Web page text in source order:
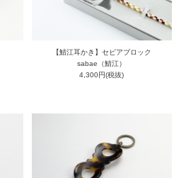
【鯖江耳かき】セピアブロック
sabae（鯖江）
4,300円(税抜)